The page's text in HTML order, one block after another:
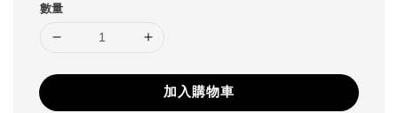
數量
加入購物車